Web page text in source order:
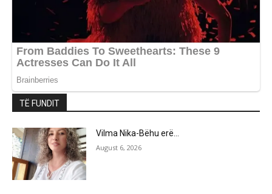
TË FUNDIT
Vilma Nika-Bëhu erë…
August 6, 2026